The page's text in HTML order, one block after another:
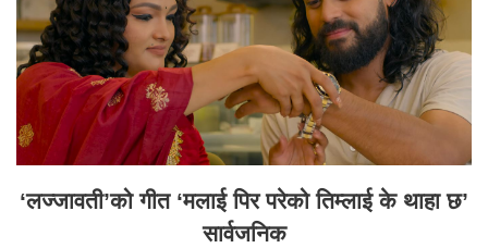
‘लज्जावती’को गीत ‘मलाई पिर परेको तिम्लाई के थाहा छ’
सार्वजनिक